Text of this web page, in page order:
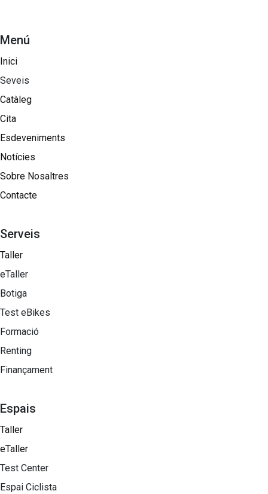
Menú
Inici
Seveis
Catàleg
Cita
Esdeveniments
Notícies
Sobre Nosaltres​
Contacte
Serveis
Taller
eTaller
Botiga
Test eBikes
Formació
Renting
Finançament
Espais
Taller
eTaller
Test Center
Espai Ciclista